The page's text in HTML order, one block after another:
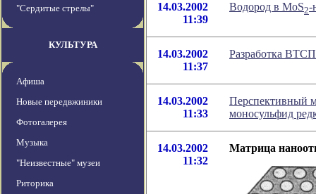
"Сердитые стрелы"
КУЛЬТУРА
Афиша
Новые передвжиники
Фотогалерея
Музыка
"Неизвестные" музеи
Риторика
14.03.2002
11:39
Водород в MoS2-
14.03.2002
11:37
Разработка
14.03.2002
11:33
Перспективный
моносульфид
14.03.2002
11:32
Матрица